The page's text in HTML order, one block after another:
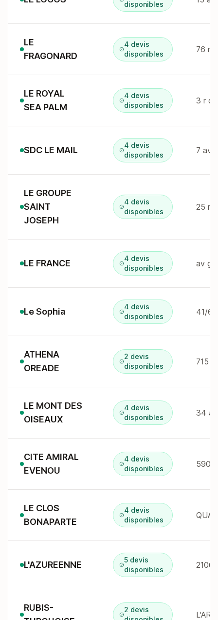
disponibles
LE
FRAGONARD
4 devis
disponibles
76 r
LE ROYAL
SEA PALM
4 devis
disponibles
3 r
SDC LE MAIL
4 devis
disponibles
LE GROUPE
SAINT
JOSEPH
4 devis
disponibles
LE FRANCE
4 devis
disponibles
av
Le Sophia
4 devis
disponibles
41/
ATHENA
OREADE
2 devis
disponibles
LE MONT DES
OISEAUX
4 devis
disponibles
34
CITE AMIRAL
EVENOU
4 devis
disponibles
590 r
LE CLOS
BONAPARTE
4 devis
disponibles
L'AZUREENNE
5 devis
disponibles
RUBIS-
2 devis